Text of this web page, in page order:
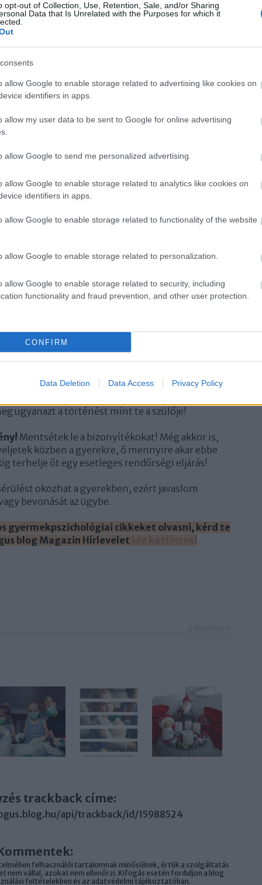
opt-out of Collection, Use, Retention, Sale, and/or Sharing
Data that Is Unrelated with the Purposes for which it
allow Google to enable storage related to advertising like cookies on
identifiers in apps.
allow my user data to be sent to Google for online advertising
allow Google to send me personalized advertising.
allow Google to enable storage related to analytics like cookies on
identifiers in apps.
allow Google to enable storage related to functionality of the website
allow Google to enable storage related to personalization.
allow Google to enable storage related to security, including
functionality and fraud prevention, and other user protection.
CONFIRM
Data Deletion Data Access Privacy Policy
az első önálló internethasználat előtt
Hogyan viselkednek az áldozatok? Milyen
formában válik áldozattá és bántalmazóvá?
zaklatják a gyereket, hanem a saját
mindig tisztában van azzal, hogy éppen
az esetek többségében inkább szégyelli magát
de mindre kiterjedően elmondjátok
másokkal és mi az,ami már nem fér
tanulságos eseteket az interneten. A
hasznos anyagot és videót megnézhettek a
rá és ismerjétek meg a jelenséget! Sajnos a
adják a telefont és azt csinál rajta amit
pl. elkezd harsányan vagy épp ellenkezőleg,
panaszkodik, fáj a feje, hasa vagy szédül.
az iskolai teljesítménye, mindig gondoljatok
ismét beszélgetni a zaklatásról. Nem szabad
nem ismerte fel vagy eddig titkolta a
pszichológiája! A gyerek félhet a
vagy igaznak tarthatja a az ellene felhozott
ugyanazt a történést mint te a szülője!
Mentsétek le a bizonyítékokat! Még akkor is,
közben a gyerekre, ő mennyire akar ebbe
terhelje őt egy esetleges rendőrségi eljárás!
okozhat a gyerekben, ezért javaslom
bevonását az ügybe.
gyermekpszichológiai cikkeket olvasni, kérd te
blog Magazin Hírlevelet
trackback címe:
api/trackback/id/15988524
felhasználói tartalomnak minősülnek, értük a szolgáltatás
nem vállal, azokat nem ellenőrzi. Kifogás esetén forduljon a blog
feltételekben és az adatvédelmi tájékoztatóban.